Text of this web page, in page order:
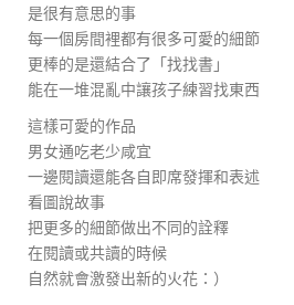
是很有意思的事
每一個房間裡都有很多可愛的細節
更棒的是還結合了「找找書」
能在一堆混亂中讓孩子練習找東西
這樣可愛的作品
男女通吃老少咸宜
一邊閱讀還能各自即席發揮和表述
看圖說故事
把更多的細節做出不同的詮釋
在閱讀或共讀的時候
自然就會激發出新的火花：）